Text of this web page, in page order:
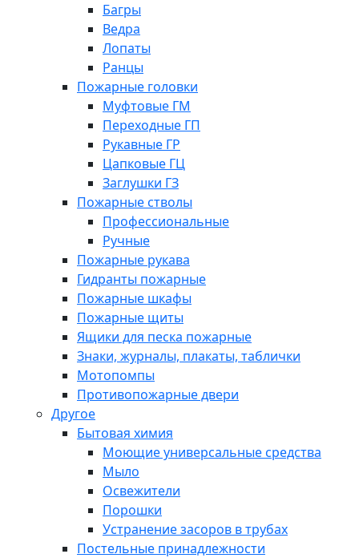
Багры
Ведра
Лопаты
Ранцы
Пожарные головки
Муфтовые ГМ
Переходные ГП
Рукавные ГР
Цапковые ГЦ
Заглушки ГЗ
Пожарные стволы
Профессиональные
Ручные
Пожарные рукава
Гидранты пожарные
Пожарные шкафы
Пожарные щиты
Ящики для песка пожарные
Знаки, журналы, плакаты, таблички
Мотопомпы
Противопожарные двери
Другое
Бытовая химия
Моющие универсальные средства
Мыло
Освежители
Порошки
Устранение засоров в трубах
Постельные принадлежности